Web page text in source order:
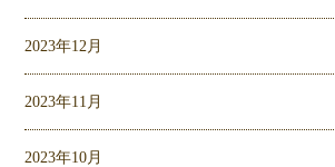
2023年12月
2023年11月
2023年10月